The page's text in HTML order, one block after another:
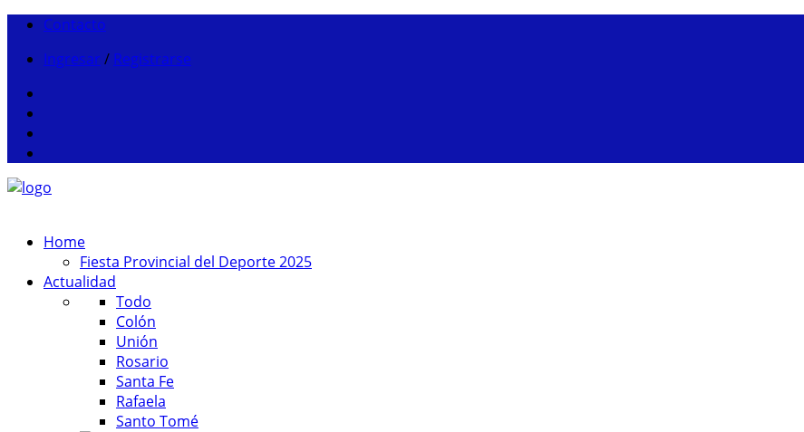
Contacto
Ingresar / Registrarse
Home
Fiesta Provincial del Deporte 2025
Actualidad
Todo
Colón
Unión
Rosario
Santa Fe
Rafaela
Santo Tomé